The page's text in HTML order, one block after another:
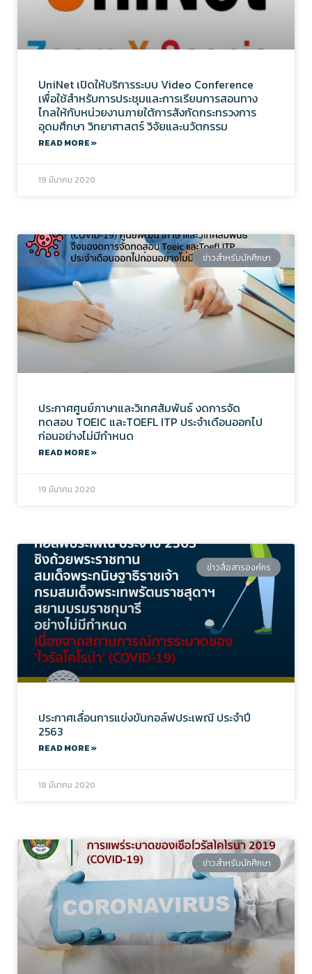
UniNet เปิดให้บริการระบบ Video Conference
เพื่อใช้สำหรับการประชุมและการเรียนการสอนทาง
ไกลให้กับหน่วยงานภายใต้การสังกัดกระทรวงการ
อุดมศึกษา วิทยาศาสตร์ วิจัยและนวัตกรรม
READ MORE »
19 มีนาคม 2020
ข่าวสำหรับนักศึกษา
ประกาศศูนย์ภาษาและวิเทศสัมพันธ์ งดการจัด
ทดสอบ TOEIC และTOEFL ITP ประจำเดือนออกไป
ก่อนอย่างไม่มีกำหนด
READ MORE »
19 มีนาคม 2020
ข่าวสื่อสารองค์กร
ประกาศเลื่อนการแข่งขันกอล์ฟประเพณี ประจำปี
2563
READ MORE »
18 มีนาคม 2020
ข่าวสำหรับนักศึกษา